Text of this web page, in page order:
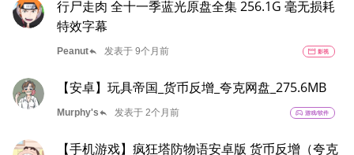
行尸走肉 全十一季蓝光原盘全集 256.1G 毫无损耗
特效字幕
Peanutreply 发表于 9个月前 movie 影视
【安卓】玩具帝国_货币反增_夸克网盘_275.6MB
Murphy'sreply 发表于 2个月前 sports_esports 游戏/软件
【手机游戏】疯狂塔防物语安卓版 货币反增（夸克